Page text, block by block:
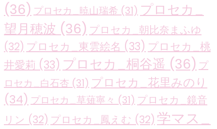
(36) プロセカ_暁山瑞希 (31) プロセカ_
望月穂波 (36) プロセカ_朝比奈まふゆ
(32) プロセカ_東雲絵名 (33) プロセカ_桃
井愛莉 (33) プロセカ_桐谷遥 (36) プ
ロセカ_白石杏 (31) プロセカ_花里みのり
(34) プロセカ_草薙寧々 (31) プロセカ_鏡音
リン (32) プロセカ_鳳えむ (32) 学マス_